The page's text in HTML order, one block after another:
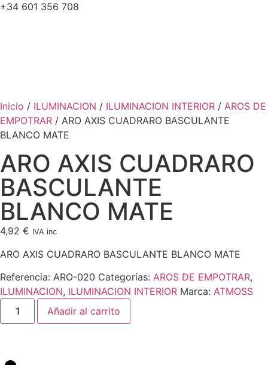
+34 601 356 708
Inicio / ILUMINACION / ILUMINACION INTERIOR / AROS DE
EMPOTRAR / ARO AXIS CUADRARO BASCULANTE
BLANCO MATE
ARO AXIS CUADRARO
BASCULANTE
BLANCO MATE
4,92 € IVA inc
ARO AXIS CUADRARO BASCULANTE BLANCO MATE
Referencia: ARO-020 Categorías: AROS DE EMPOTRAR,
ILUMINACION, ILUMINACION INTERIOR Marca: ATMOSS
Añadir al carrito